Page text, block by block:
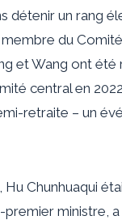
détenir un rang
du
et Wang ont été
central en
retraite – un
Hu Chunhuaqui
ministre,